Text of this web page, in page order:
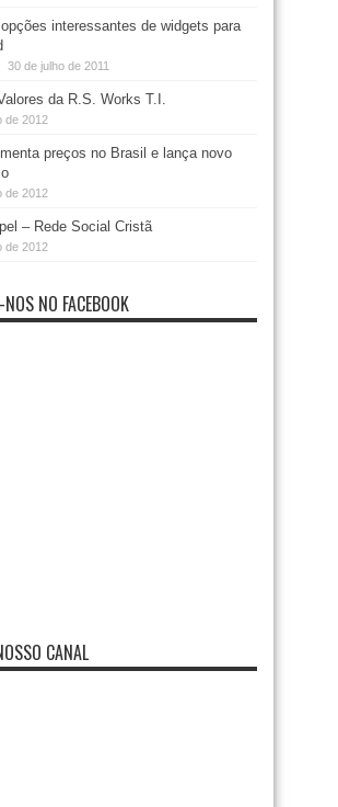
interessantes de widgets para
30 de julho de 2011
da R.S. Works T.I.
de 2012
preços no Brasil e lança novo
de 2012
– Rede Social Cristã
de 2012
NO FACEBOOK
CANAL